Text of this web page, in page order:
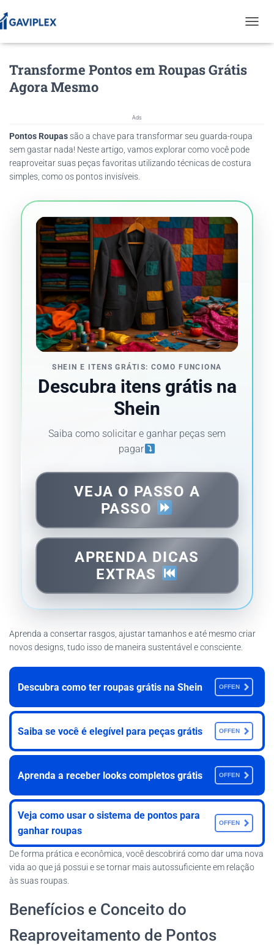
O
I
Transforme Pontos em Roupas Grátis
Agora Mesmo
Ads
Pontos Roupassão a chave para transformar seu guarda-roupa
sem gastar nada! Neste artigo, vamos explorar como você pode
reaproveitar suas peças favoritas utilizando técnicas de costura
simples, como os pontos invisíveis.
SHEIN E ITENS GRÁTIS: COMO FUNCIONA
Descubra itens grátis na
Shein
Saiba como solicitar e ganhar peças sem
pagar
VEJA O PASSO A
PASSO
APRENDA DICAS
EXTRAS
Aprenda a consertar rasgos, ajustar tamanhos e até mesmo criar
novos designs, tudo isso de maneira sustentável e consciente.
Descubra como ter roupas grátis na Shein OFFEN
Saiba se você é elegível para peças grátis OFFEN
Aprenda a receber looks completos grátis OFFEN
Veja como usar o sistema de pontos para
ganhar roupas
OFFEN
De forma prática e econômica, você descobrirá como dar uma nova
vida ao que já possui e se tornar mais autossuficiente em relação
às suas roupas.
Benefícios e Conceito do
Reaproveitamento de Pontos